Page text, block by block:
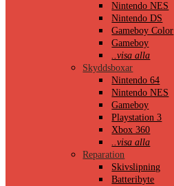
Nintendo NES
Nintendo DS
Gameboy Color
Gameboy
..visa alla
Skyddsboxar
Nintendo 64
Nintendo NES
Gameboy
Playstation 3
Xbox 360
..visa alla
Reparation
Skivslipning
Batteribyte